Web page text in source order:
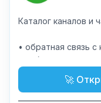
Каталог каналов и
• обратная связь с
• публикация в
🚀